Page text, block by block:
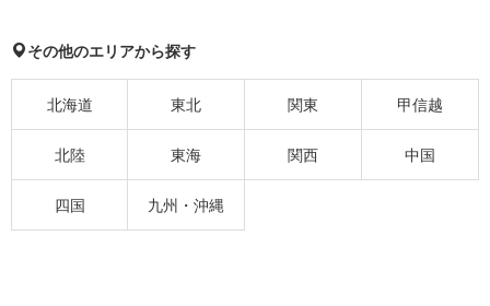
その他のエリアから探す
北海道 東北 関東 甲信越
北陸 東海 関西 中国
四国 九州・沖縄